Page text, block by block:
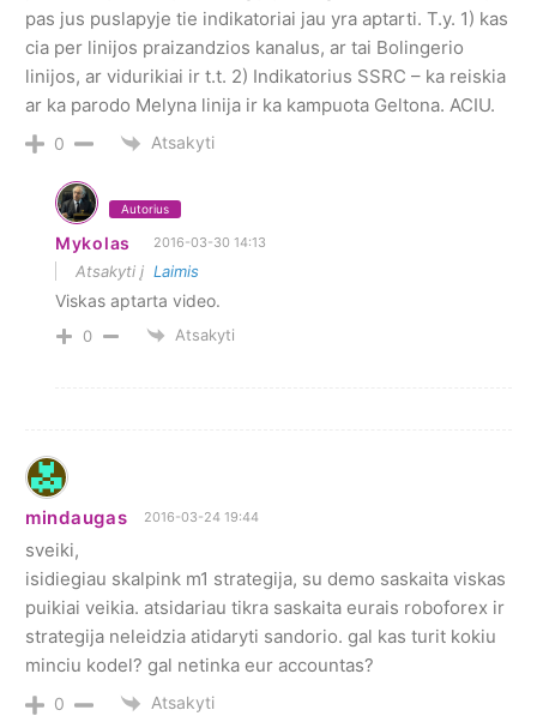
pas jus puslapyje tie indikatoriai jau yra aptarti. T.y. 1) kas
cia per linijos praizandzios kanalus, ar tai Bolingerio
linijos, ar vidurikiai ir t.t. 2) Indikatorius SSRC – ka reiskia
ar ka parodo Melyna linija ir ka kampuota Geltona. ACIU.
0 Atsakyti
Autorius
Mykolas 2016-03-30 14:13
Atsakyti į Laimis
Viskas aptarta video.
0 Atsakyti
mindaugas 2016-03-24 19:44
sveiki,
isidiegiau skalpink m1 strategija, su demo saskaita viskas
puikiai veikia. atsidariau tikra saskaita eurais roboforex ir
strategija neleidzia atidaryti sandorio. gal kas turit kokiu
minciu kodel? gal netinka eur accountas?
0 Atsakyti